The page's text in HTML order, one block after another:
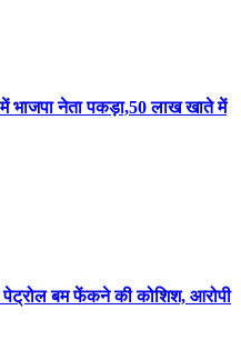
भाजपा नेता पकड़ा,50 लाख खाते में
पेट्रोल बम फेंकने की कोशिश, आरोपी